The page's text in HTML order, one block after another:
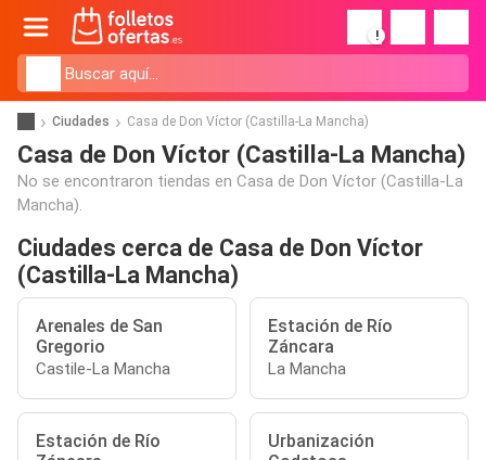
!
Ciudades Casa de Don Víctor (Castilla-La Mancha)
Casa de Don Víctor (Castilla-La Mancha)
No se encontraron tiendas en Casa de Don Víctor (Castilla-La
Mancha).
Ciudades cerca de Casa de Don Víctor
(Castilla-La Mancha)
Arenales de San
Gregorio
Castile-La Mancha
Estación de Río
Záncara
La Mancha
Estación de Río
Urbanización